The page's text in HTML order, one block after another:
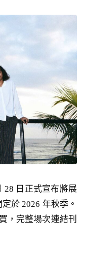
28 日正式宣布將展
於 2026 年秋季。
，完整場次連結刊